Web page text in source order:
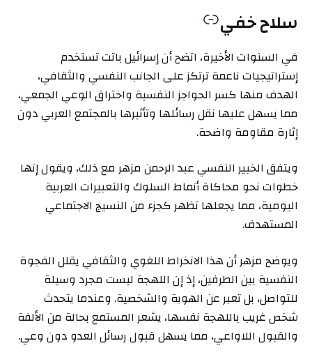
سلاح خفي
في السنوات الأخيرة، اتضح أن إسرائيل باتت تستخدم
إستراتيجيات ناعمة ترتكز على الجانب النفسي والثقافي،
الهدف منها كسر الحواجز النفسية واختراق الوعي الجمعي،
مما يسهل عليها نقل رسائلها وتأثيرها بالمجتمع العربي دون
إثارة مقاومة واضحة.
ويتفق الخبير النفسي عبد الرحمن مزهر مع ذلك، ويقول إنها
خطوات نحو محاكاة أنماط السلوك والتعبيرات العربية
اليومية، مما يجعلها تظهر كجزء من النسيج الاجتماعي
المستهدف.
ويوضح مزهر أن هذا الانخراط اللغوي والثقافي يقلل الفجوة
النفسية بين الطرفين، إذ إن اللهجة ليست مجرد وسيلة
للتواصل، بل تعبر عن الهوية والشخصية. وعندما يتحدث
شخص غريب باللهجة نفسها، يشعر المستمع بحالة من الألفة
والقبول اللاواعي، مما يسهل قبول رسائل العدو دون وعي.